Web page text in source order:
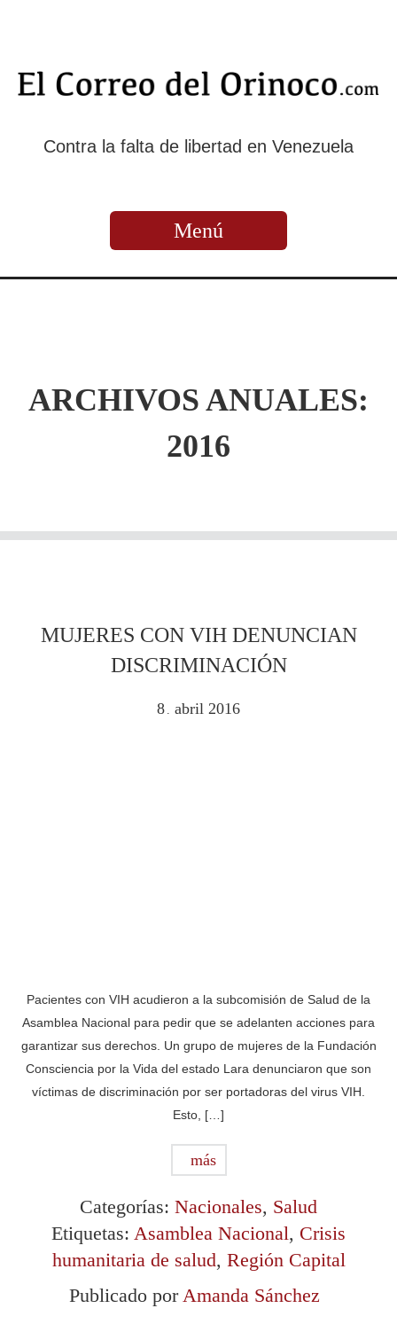
Contra la falta de libertad en Venezuela
Menú
ARCHIVOS ANUALES:
2016
MUJERES CON VIH DENUNCIAN
DISCRIMINACIÓN
8 . abril 2016
Pacientes con VIH acudieron a la subcomisión de Salud de la
Asamblea Nacional para pedir que se adelanten acciones para
garantizar sus derechos. Un grupo de mujeres de la Fundación
Consciencia por la Vida del estado Lara denunciaron que son
víctimas de discriminación por ser portadoras del virus VIH.
Esto, […]
más
Categorías: Nacionales, Salud
Etiquetas: Asamblea Nacional, Crisis
humanitaria de salud, Región Capital
Publicado porAmanda Sánchez